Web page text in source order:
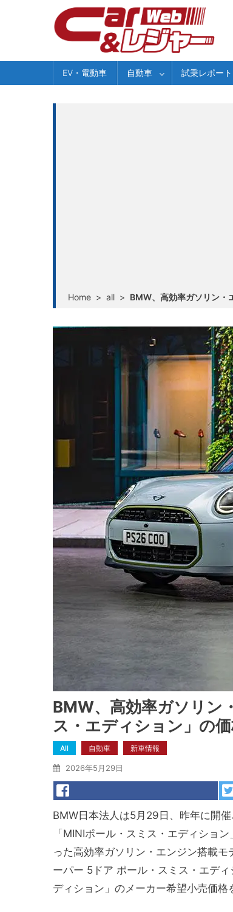
EV・電動車 自動車 試乗レポート
Home > all > BMW、高効率ガソリン・
BMW、高効率ガソリン
ス・エディション」の
All 自動車 新車情報
2026年5月29日
BMW日本法人は5月29日、昨年に開
「MINIポール・スミス・エディショ
った高効率ガソリン・エンジン搭載
ーパー 5ドア ポール・スミス・エデ
ディション」のメーカー希望小売価格